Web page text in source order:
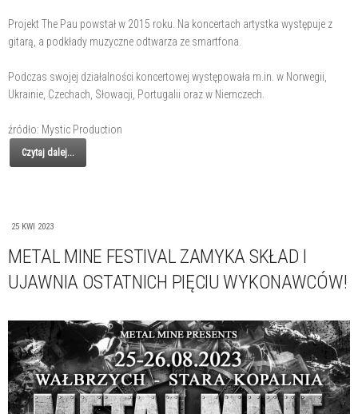
Projekt The Pau powstał w 2015 roku. Na koncertach artystka występuje z
gitarą, a podkłady muzyczne odtwarza ze smartfona.
Podczas swojej działalności koncertowej występowała m.in. w Norwegii,
Ukrainie, Czechach, Słowacji, Portugalii oraz w Niemczech.
źródło: Mystic Production
Czytaj dalej...
25 KWI 2023
METAL MINE FESTIVAL ZAMYKA SKŁAD I
UJAWNIA OSTATNICH PIĘCIU WYKONAWCÓW!